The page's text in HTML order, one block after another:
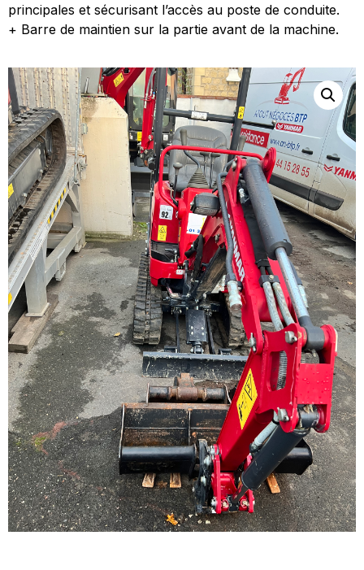
principales et sécurisant l’accès au poste de conduite.
+ Barre de maintien sur la partie avant de la machine.